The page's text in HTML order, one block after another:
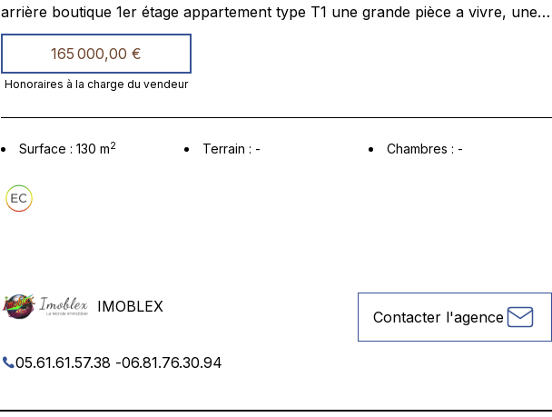
arrière boutique 1er étage appartement type T1 une grande pièce a vivre, une
cuisine et une salle de bain avec douche et wc 2me étage appartement Type T1
3me étage appartement Type T1 une grande pièce a vivre, une cuisine et une
165 000,00 €
Honoraires à la charge du vendeur
Surface : 130 m2 Terrain : - Chambres : -
IMOBLEX
05.61.61.57.38 -06.81.76.30.94
Contacter l'agence